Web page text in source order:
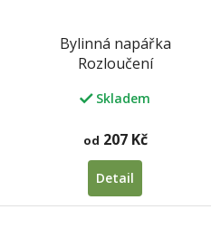
Bylinná napářka
Rozloučení
Skladem
od 207 Kč
Detail